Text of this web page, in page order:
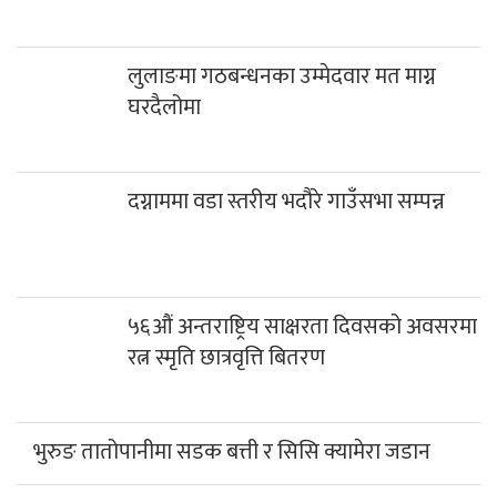
लुलाङमा गठबन्धनका उम्मेदवार मत माग्न
घरदैलोमा
दग्नाममा वडा स्तरीय भदौरे गाउँसभा सम्पन्न
५६औं अन्तराष्ट्रिय साक्षरता दिवसको अवसरमा
रत्न स्मृति छात्रवृत्ति बितरण
भुरुङ तातोपानीमा सडक बत्ती र सिसि क्यामेरा जडान